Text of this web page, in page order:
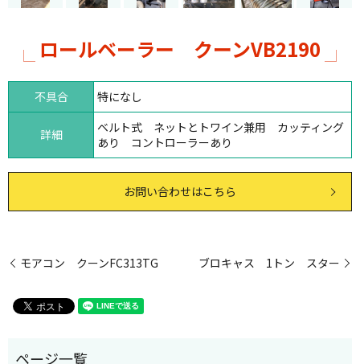
ロールベーラー クーンVB2190
不具合 特になし
詳細
ベルト式 ネットとトワイン兼用 カッティング
あり コントローラーあり
お問い合わせはこちら
モアコン クーンFC313TG ブロキャス 1トン スター